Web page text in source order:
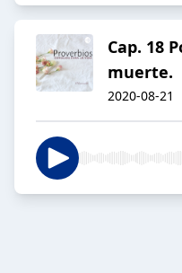
Cap. 18
muerte.
2020-08-21